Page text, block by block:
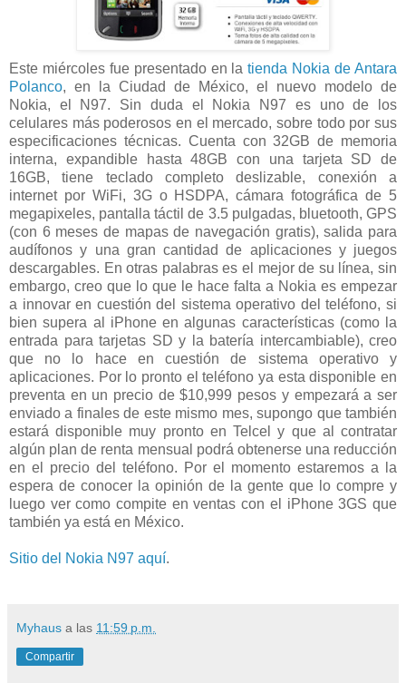
Este miércoles fue presentado en latienda Nokia de Antara
Polanco, en la Ciudad de México, el nuevo modelo de
Nokia, el N97. Sin duda el Nokia N97 es uno de los
celulares más poderosos en el mercado, sobre todo por sus
especificaciones técnicas. Cuenta con 32GB de memoria
interna, expandible hasta 48GB con una tarjeta SD de
16GB, tiene teclado completo deslizable, conexión a
internet por WiFi, 3G o HSDPA, cámara fotográfica de 5
megapixeles, pantalla táctil de 3.5 pulgadas, bluetooth, GPS
(con 6 meses de mapas de navegación gratis), salida para
audífonos y una gran cantidad de aplicaciones y juegos
descargables. En otras palabras es el mejor de su línea, sin
embargo, creo que lo que le hace falta a Nokia es empezar
a innovar en cuestión del sistema operativo del teléfono, si
bien supera al iPhone en algunas características (como la
entrada para tarjetas SD y la batería intercambiable), creo
que no lo hace en cuestión de sistema operativo y
aplicaciones. Por lo pronto el teléfono ya esta disponible en
preventa en un precio de $10,999 pesos y empezará a ser
enviado a finales de este mismo mes, supongo que también
estará disponible muy pronto en Telcel y que al contratar
algún plan de renta mensual podrá obtenerse una reducción
en el precio del teléfono. Por el momento estaremos a la
espera de conocer la opinión de la gente que lo compre y
luego ver como compite en ventas con el iPhone 3GS que
también ya está en México.
Sitio del Nokia N97 aquí.
Myhaus a las 11:59 p.m.
Compartir